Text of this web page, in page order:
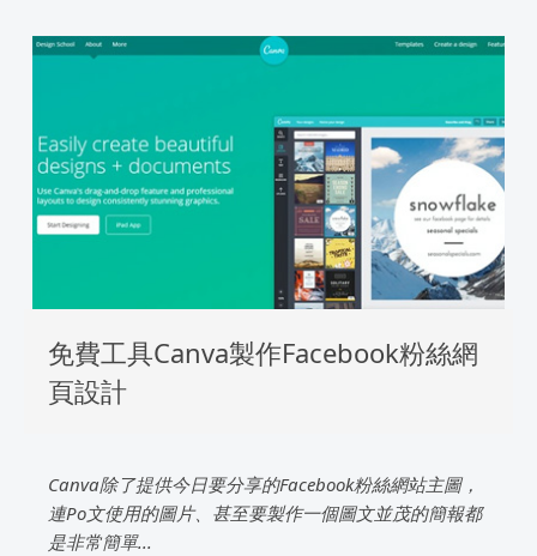
免費工具Canva製作Facebook粉絲網
頁設計
Canva除了提供今日要分享的Facebook粉絲網站主圖，
連Po文使用的圖片、甚至要製作一個圖文並茂的簡報都
是非常簡單...